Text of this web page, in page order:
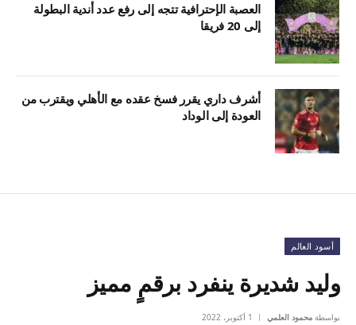
العصبة الإحترافية تتجه إلى رفع عدد أندية البطولة
إلى 20 فريقا
أشرف داري يقرر فسخ عقده مع الأهلي ويقترب من
العودة إلى الوداد
أسود العالم
وليد شديرة ينفرد برقمٍ مميز
بواسطة محمود العلمي 1 أكتوبر، 2022